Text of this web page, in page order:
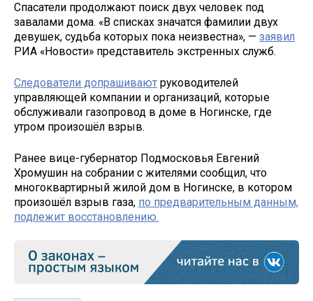
Спасатели продолжают поиск двух человек под
завалами дома. «В списках значатся фамилии двух
девушек, судьба которых пока неизвестна», — заявил
РИА «Новости» представитель экстренных служб.
Следователи допрашивают руководителей
управляющей компании и организаций, которые
обслуживали газопровод в доме в Ногинске, где
утром произошёл взрыв.
Ранее вице-губернатор Подмосковья Евгений
Хромушин на собрании с жителями сообщил, что
многоквартирный жилой дом в Ногинске, в котором
произошёл взрыв газа, по предварительным данным,
подлежит восстановлению.